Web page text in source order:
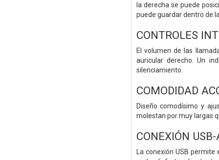
la derecha se puede
puede guardar dentro de
CONTROLES
El volumen de las
auricular derecho. Un
silenciamiento.
COMODIDAD
Diseño comodísimo y
molestan por muy largas
CONEXIÓN USB-
La conexión USB